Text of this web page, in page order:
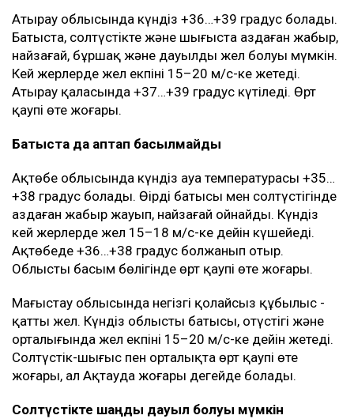
Атырау облысында күндіз +36…+39 градус болады.
Батыста, солтүстікте және шығыста аздаған жаңбыр,
найзағай, бұршақ және дауылды жел болуы мүмкін.
Кей жерлерде жел екпіні 15–20 м/с-ке жетеді.
Атырау қаласында +37…+39 градус күтіледі. Өрт
қаупі өте жоғары.
Батыста да аптап басылмайды
Ақтөбе облысында күндіз ауа температурасы +35…
+38 градус болады. Өңірдің батысы мен солтүстігінде
аздаған жаңбыр жауып, найзағай ойнайды. Күндіз
кей жерлерде жел 15–18 м/с-ке дейін күшейеді.
Ақтөбеде +36…+38 градус болжанып отыр.
Облыстың басым бөлігінде өрт қаупі өте жоғары.
Маңғыстау облысында негізгі қолайсыз құбылыс -
қатты жел. Күндіз облыстың батысы, оңтүстігі және
орталығында жел екпіні 15–20 м/с-ке дейін жетеді.
Солтүстік-шығыс пен орталықта өрт қаупі өте
жоғары, ал Ақтауда жоғары деңгейде болады.
Солтүстікте шаңды дауыл болуы мүмкін